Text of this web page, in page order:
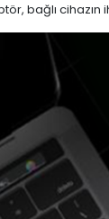
bağlı cihazın